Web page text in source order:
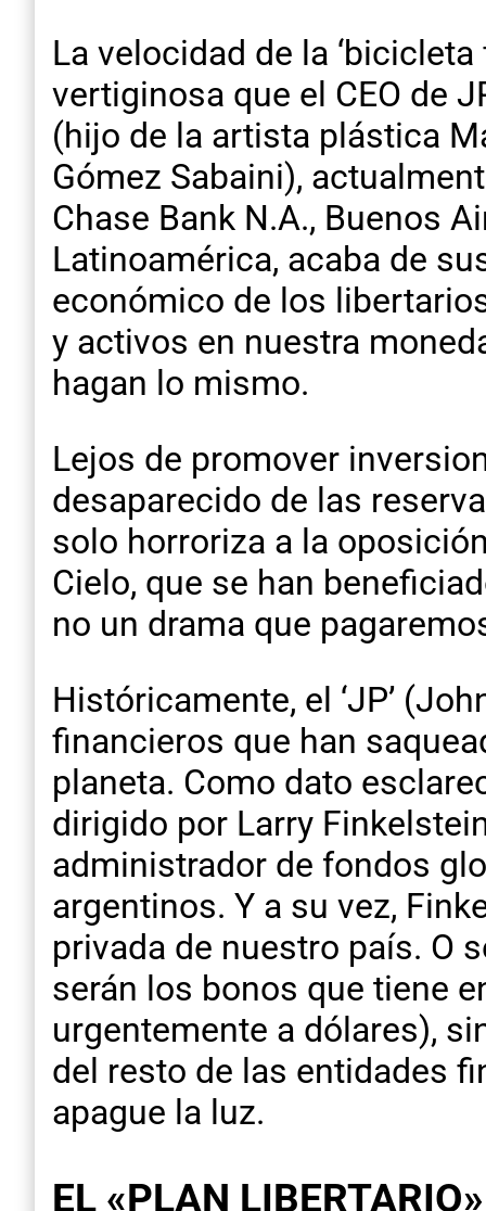
La velocidad de la
vertiginosa que el CEO de
(hijo de la artista plástica
Gómez Sabaini),
Chase Bank N.A., Buenos
Latinoamérica, acaba de
económico de los
y activos en nuestra
hagan lo mismo.
Lejos de promover
desaparecido de las
solo horroriza a la
Cielo, que se han
no un drama que
Históricamente, el ‘JP’
financieros que han
planeta. Como dato
dirigido por Larry
administrador de fondos
argentinos. Y a su vez,
privada de nuestro país. O
serán los bonos que tiene
urgentemente a dólares),
del resto de las entidades
apague la luz.
EL «PLAN